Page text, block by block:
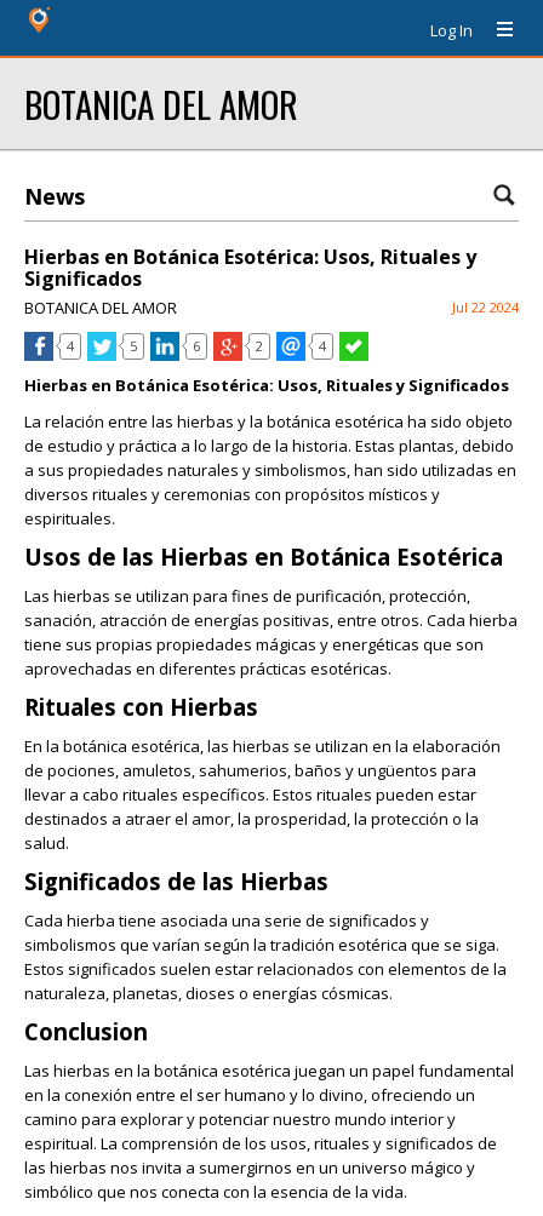
Log In
BOTANICA DEL AMOR
News
Hierbas en Botánica Esotérica: Usos, Rituales y
Significados
BOTANICA DEL AMOR Jul 22 2024
4 5 6 2 4
Hierbas en Botánica Esotérica: Usos, Rituales y Significados
La relación entre las hierbas y la botánica esotérica ha sido objeto
de estudio y práctica a lo largo de la historia. Estas plantas, debido
a sus propiedades naturales y simbolismos, han sido utilizadas en
diversos rituales y ceremonias con propósitos místicos y
espirituales.
Usos de las Hierbas en Botánica Esotérica
Las hierbas se utilizan para fines de purificación, protección,
sanación, atracción de energías positivas, entre otros. Cada hierba
tiene sus propias propiedades mágicas y energéticas que son
aprovechadas en diferentes prácticas esotéricas.
Rituales con Hierbas
En la botánica esotérica, las hierbas se utilizan en la elaboración
de pociones, amuletos, sahumerios, baños y ungüentos para
llevar a cabo rituales específicos. Estos rituales pueden estar
destinados a atraer el amor, la prosperidad, la protección o la
salud.
Significados de las Hierbas
Cada hierba tiene asociada una serie de significados y
simbolismos que varían según la tradición esotérica que se siga.
Estos significados suelen estar relacionados con elementos de la
naturaleza, planetas, dioses o energías cósmicas.
Conclusion
Las hierbas en la botánica esotérica juegan un papel fundamental
en la conexión entre el ser humano y lo divino, ofreciendo un
camino para explorar y potenciar nuestro mundo interior y
espiritual. La comprensión de los usos, rituales y significados de
las hierbas nos invita a sumergirnos en un universo mágico y
simbólico que nos conecta con la esencia de la vida.